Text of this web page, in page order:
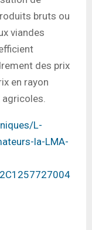
bruts ou
viandes
des prix
en rayon
L-
la-LMA-